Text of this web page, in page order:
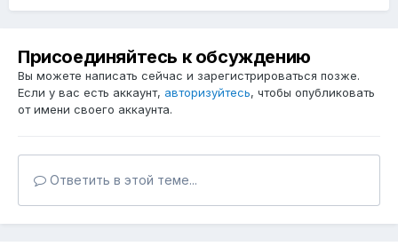
Присоединяйтесь к обсуждению
Вы можете написать сейчас и зарегистрироваться позже.
Если у вас есть аккаунт, авторизуйтесь, чтобы опубликовать
от имени своего аккаунта.
Ответить в этой теме...